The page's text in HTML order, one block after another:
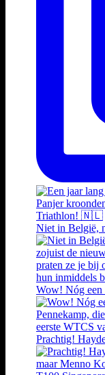
Niet in België,
Wow! Nóg een
Prachtig!